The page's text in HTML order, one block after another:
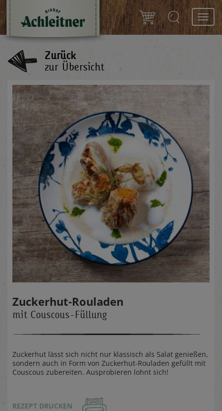
Zurück
zur Übersicht
Zuckerhut-Rouladen
mit Couscous-Füllung
Zuckerhut lässt sich nicht nur klassisch als Salat genießen,
sondern auch in Form von Zuckerhut-Rouladen gefüllt mit
Couscous zubereiten. Ausprobieren lohnt sich!
REZEPT DRUCKEN